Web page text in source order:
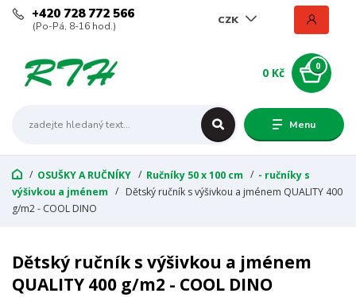
Menu
CZK
+420 728 772 566
(Po-Pá, 8-16 hod.)
0
0 Kč
OSUŠKY A RUČNÍKY Ručníky 50 x 100 cm
- ručníky s
výšivkou a jménem
Dětský ručník s výšivkou a jménem QUALITY 400
g/m2 - COOL DINO
Dětský ručník s výšivkou a jménem
QUALITY 400 g/m2 - COOL DINO